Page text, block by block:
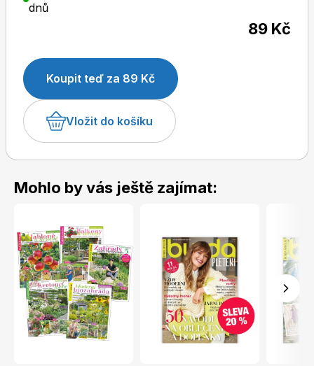
Burda Pletení
Burda Best of
Burda Kids
dnů
89 Kč
Koupit teď za 89 Kč
Vložit do košíku
Mohlo by vás ještě zajímat: